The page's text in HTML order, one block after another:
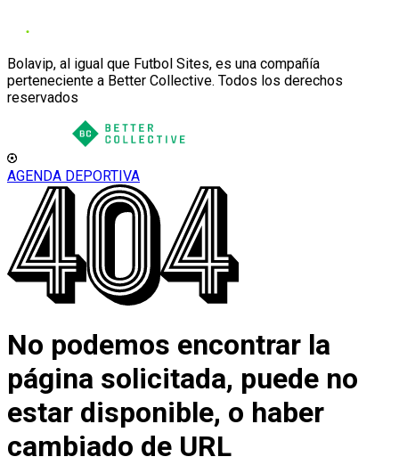
Bolavip, al igual que Futbol Sites, es una compañía
perteneciente a Better Collective. Todos los derechos
reservados
AGENDA DEPORTIVA
No podemos encontrar la
página solicitada, puede no
estar disponible, o haber
cambiado de URL